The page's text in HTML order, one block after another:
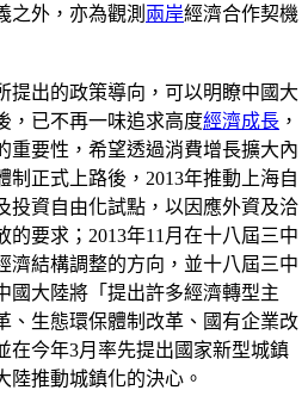
之外，亦為觀測 兩岸經濟合作契機
提出的政策導向，可以明瞭中國大
，已不再一味追求高度經濟成長 ，
重要性，希望透過消費增長擴大內
制正式上路後，2013年推動上海自
投資自由化試點，以因應外資及洽
的要求；2013年11月在十八屆三中
濟結構調整的方向，並十八屆三中
國大陸將「提出許多經濟轉型主
、生態環保體制改革、國有企業改
在今年3月率先提出國家新型城鎮
陸推動城鎮化的決心。